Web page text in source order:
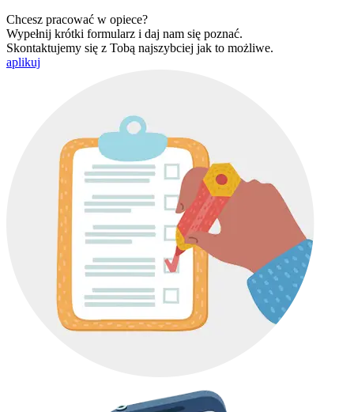
Chcesz pracować w opiece?
Wypełnij krótki formularz i daj nam się poznać.
Skontaktujemy się z Tobą najszybciej jak to możliwe.
aplikuj